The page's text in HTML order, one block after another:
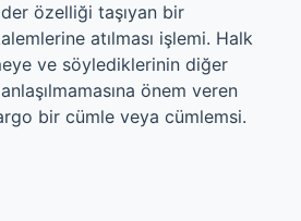
özelliği taşıyan bir
atılması işlemi. Halk
ve söylediklerinin diğer
önem veren
bir cümle veya cümlemsi.